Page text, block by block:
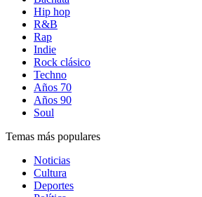
Hip hop
R&B
Rap
Indie
Rock clásico
Techno
Años 70
Años 90
Soul
Temas más populares
Noticias
Cultura
Deportes